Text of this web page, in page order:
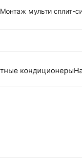
Монтаж мульти сплит-
кондиционеры